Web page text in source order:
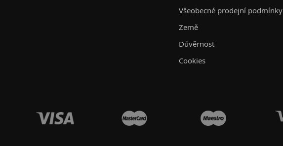
Všeobecné prodejní podmínky
Země
Důvěrnost
Cookies